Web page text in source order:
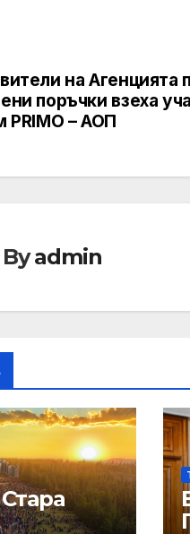
на Агенцията
поръчки взеха
PRIMO – АОП
Byadmin